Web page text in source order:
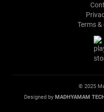
Terms
© 2025
Designed by MADHYAMAM